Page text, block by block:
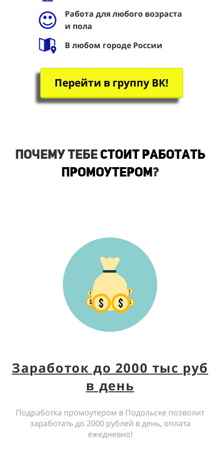
Работа для любого возраста
и пола
В любом городе России
Перейти в группу ВК!
Почему тебе стоит работать
промоутером?
Заработок до 2000 тыс руб
в день
Подработка промоутером в Подольске позволит
заработать до 2000 рублей в день, оплата
ежедневно!